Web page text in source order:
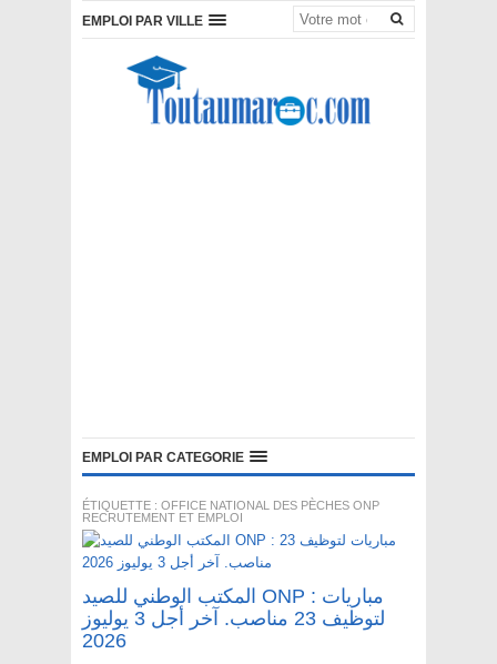
EMPLOI PAR VILLE
EMPLOI PAR CATEGORIE
ÉTIQUETTE : OFFICE NATIONAL DES PÈCHES ONP
RECRUTEMENT ET EMPLOI
المكتب الوطني للصيد ONP : مباريات
لتوظيف 23 مناصب. آخر أجل 3 يوليوز
2026